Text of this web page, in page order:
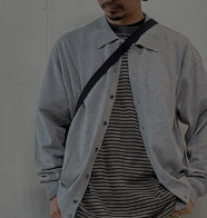
詳細検索